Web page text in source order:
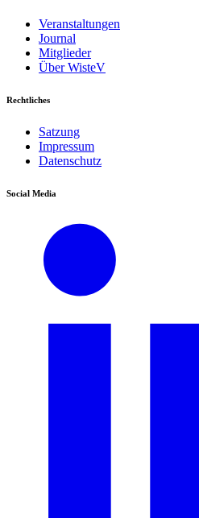
Veranstaltungen
Journal
Mitglieder
Über WisteV
Rechtliches
Satzung
Impressum
Datenschutz
Social Media